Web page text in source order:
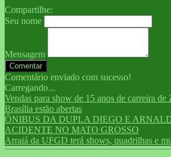
Compartilhe:
Seu nome
Mensagem
Comentar
Comentário enviado com sucesso!
Carregando...
Vendas para show de 15 anos de carreira
Brasília estão abertas
ÔNIBUS DA DUPLA DIEGO E
ACIDENTE NO MATO GROSSO
Arraiá da UFGD terá shows, quadrilhas e